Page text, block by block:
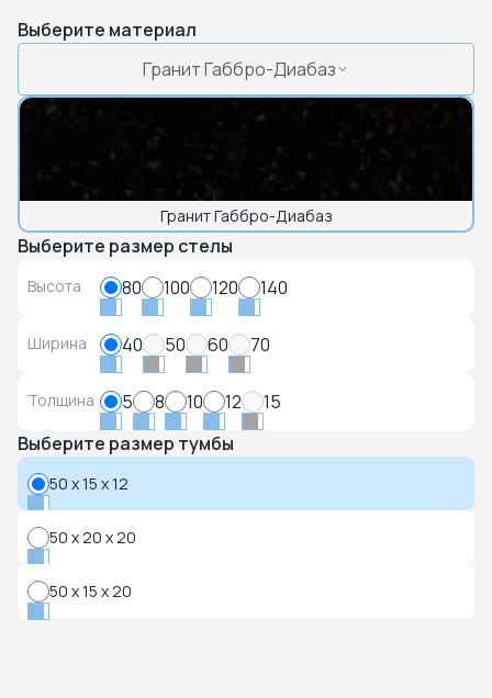
Выберите материал
Гранит Габбро-Диабаз
Гранит Габбро-Диабаз
Выберите размер стелы
Высота 80 100 120 140
Ширина 40 50 60 70
Толщина 5 8 10 12
15
Выберите размер тумбы
50 x 15 x 12
50 x 20 x 20
50 x 15 x 20